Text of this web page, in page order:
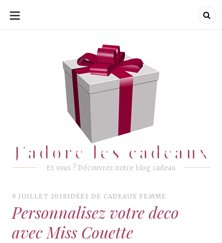
ALLER
CONTENU
J'adore les cadeaux
Et vous ? Découvrez notre blog cadeau
J'adore les cadeaux
9 JUILLET 2018 IDÉES DE CADEAUX FEMME
Personnalisez votre deco
avec Miss Couette